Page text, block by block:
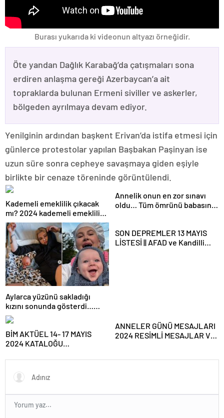
Burası yukarıda ki videonun altyazı örneğidir.
Öte yandan Dağlık Karabağ’da çatışmaları sona
erdiren anlaşma gereği Azerbaycan’a ait
topraklarda bulunan Ermeni siviller ve askerler,
bölgeden ayrılmaya devam ediyor.
Yenilginin ardından başkent Erivan’da istifa etmesi için
günlerce protestolar yapılan Başbakan Paşinyan ise
uzun süre sonra cepheye savaşmaya giden eşiyle
birlikte bir cenaze töreninde görüntülendi.
Kademeli emeklilik çıkacak
mı? 2024 kademeli emeklilik
son dakika haberleri ve
gelişmeleri
Annelik onun en zor sınavı
oldu… Tüm ömrünü babasının
Aylarca yüzünü sakladığı
kızını sonunda gösterdi…
Sekiz çocuklu dedesinin
kopyası
SON DEPREMLER 13 MAYIS
LİSTESİ || AFAD ve Kandilli
BİM AKTÜEL 14- 17 MAYIS
2024 KATALOĞU
gelecek ürünler neler?
Bim’de bu hafta Kamp
Malzemeleri, Taşınabilir Güç
ANNELER GÜNÜ MESAJLARI
2024 RESİMLİ MESAJLAR VE